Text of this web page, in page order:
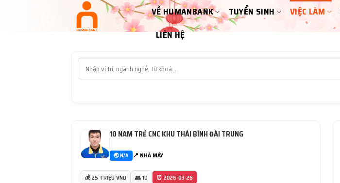
VỀ HUMANBANK TUYỂN SINH VIỆC LÀM
LIÊN HỆ
10 NAM TRẺ CNC KHU THÁI BÌNH ĐÀI TRUNG
🌏 N/A 📍 NHÀ MÁY
💰 25 TRIỆU VND 👥 10 ⏰ 2026-03-26